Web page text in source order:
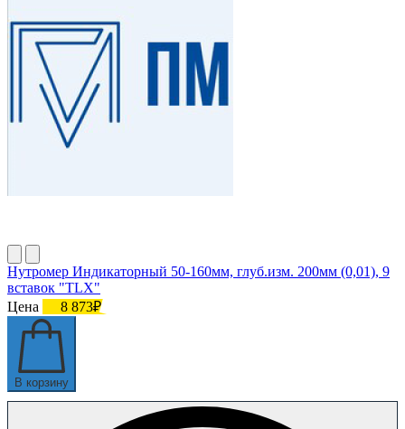
Нутромер Индикаторный 50-160мм, глуб.изм. 200мм (0,01), 9
вставок "TLX"
Цена
8 873₽
В корзину